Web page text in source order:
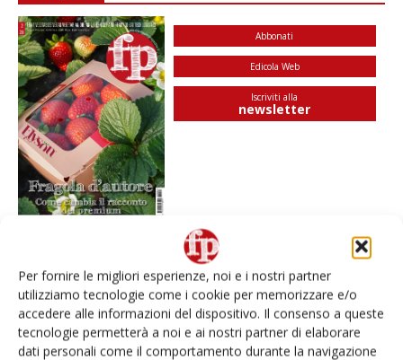
Per fornire le migliori esperienze, noi e i nostri partner
utilizziamo tecnologie come i cookie per memorizzare e/o
accedere alle informazioni del dispositivo. Il consenso a queste
tecnologie permetterà a noi e ai nostri partner di elaborare
dati personali come il comportamento durante la navigazione
Abbonati
Edicola Web
Iscriviti alla
newsletter
I più visti
Spazio Conad: continua la conversione dei punti di
vendita